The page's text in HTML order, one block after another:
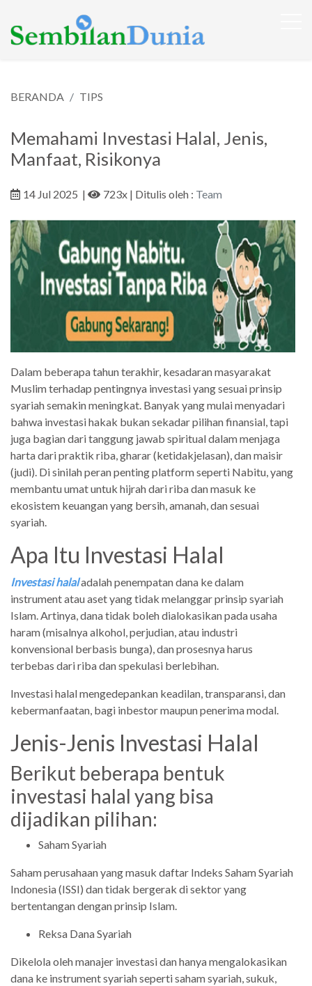
BERANDA TIPS
Memahami Investasi Halal, Jenis,
Manfaat, Risikonya
14 Jul 2025 | 723x | Ditulis oleh : Team
Dalam beberapa tahun terakhir, kesadaran masyarakat
Muslim terhadap pentingnya investasi yang sesuai prinsip
syariah semakin meningkat. Banyak yang mulai menyadari
bahwa investasi hakak bukan sekadar pilihan finansial, tapi
juga bagian dari tanggung jawab spiritual dalam menjaga
harta dari praktik riba, gharar (ketidakjelasan), dan maisir
(judi). Di sinilah peran penting platform seperti Nabitu, yang
membantu umat untuk hijrah dari riba dan masuk ke
ekosistem keuangan yang bersih, amanah, dan sesuai
syariah.
Apa Itu Investasi Halal
Investasi halaladalah penempatan dana ke dalam
instrument atau aset yang tidak melanggar prinsip syariah
Islam. Artinya, dana tidak boleh dialokasikan pada usaha
haram (misalnya alkohol, perjudian, atau industri
konvensional berbasis bunga), dan prosesnya harus
terbebas dari riba dan spekulasi berlebihan.
Investasi halal mengedepankan keadilan, transparansi, dan
kebermanfaatan, bagi inbestor maupun penerima modal.
Jenis-Jenis Investasi Halal
Berikut beberapa bentuk
investasi halal yang bisa
dijadikan pilihan:
Saham Syariah
Saham perusahaan yang masuk daftar Indeks Saham Syariah
Indonesia (ISSI) dan tidak bergerak di sektor yang
bertentangan dengan prinsip Islam.
Reksa Dana Syariah
Dikelola oleh manajer investasi dan hanya mengalokasikan
dana ke instrument syariah seperti saham syariah, sukuk,